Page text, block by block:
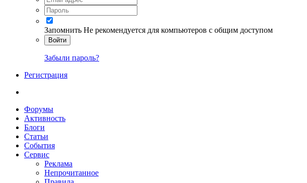
Запомнить Не рекомендуется для компьютеров с общим доступом
Войти
Забыли пароль?
Регистрация
Форумы
Активность
Блоги
Статьи
События
Сервис
Реклама
Непрочитанное